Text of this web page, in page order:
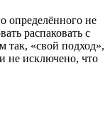
определённого не
распаковать с
так, «свой подход»,
не исключено, что